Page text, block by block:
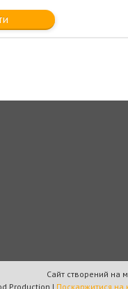
Сайт створений на
Food Production | Поскаржитися на